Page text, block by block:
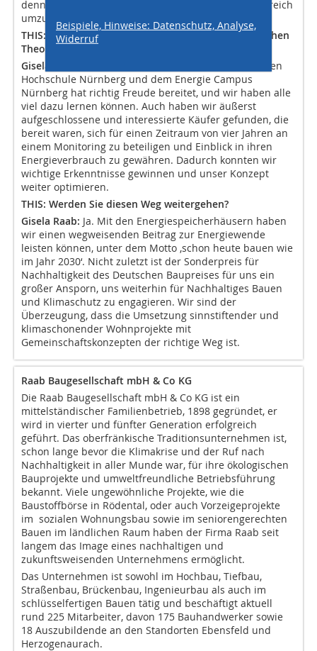
dennoch möglich ist, zukunftsweisende Ideen erfolgreich
umzusetzen.
THIS: Wie gestaltete sich die Zusammenarbeit zwischen
Theorie und Praxis?
Gisela Raab:
Die Zusammenarbeit mit der Technischen
Hochschule Nürnberg und dem Energie Campus
Nürnberg hat richtig Freude bereitet, und wir haben alle
viel dazu lernen können. Auch haben wir äußerst
aufgeschlossene und interessierte Käufer gefunden, die
bereit waren, sich für einen Zeitraum von vier Jahren an
einem Monitoring zu beteiligen und Einblick in ihren
Energieverbrauch zu gewähren. Dadurch konnten wir
wichtige Erkenntnisse gewinnen und unser Konzept
weiter optimieren.
THIS: Werden Sie diesen Weg weitergehen?
Gisela Raab: Ja. Mit den Energiespeicherhäusern haben
wir einen wegweisenden Beitrag zur Energiewende
leisten können, unter dem Motto ‚schon heute bauen wie
im Jahr 2030‘. Nicht zuletzt ist der Sonderpreis für
Nachhaltigkeit des Deutschen Baupreises für uns ein
großer Ansporn, uns weiterhin für Nachhaltiges Bauen
und Klimaschutz zu engagieren. Wir sind der
Überzeugung, dass die Umsetzung sinnstiftender und
klimaschonender Wohnprojekte mit
Gemeinschaftskonzepten der richtige Weg ist.
Raab Baugesellschaft mbH & Co KG
Die Raab Baugesellschaft mbH & Co KG ist ein
mittelständischer Familienbetrieb, 1898 gegründet, er
wird in vierter und fünfter Generation erfolgreich
geführt. Das oberfränkische Traditionsunternehmen ist,
schon lange bevor die Klimakrise und der Ruf nach
Nachhaltigkeit in aller Munde war, für ihre ökologischen
Bauprojekte und umweltfreundliche Betriebsführung
bekannt. Viele ungewöhnliche Projekte, wie die
Baustoffbörse in Rödental, oder auch Vorzeigeprojekte
im sozialen Wohnungsbau sowie im seniorengerechten
Bauen im ländlichen Raum haben der Firma Raab seit
langem das Image eines nachhaltigen und
zukunftsweisenden Unternehmens ermöglicht.
Das Unternehmen ist sowohl im Hochbau, Tiefbau,
Straßenbau, Brückenbau, Ingenieurbau als auch im
schlüsselfertigen Bauen tätig und beschäftigt aktuell
rund 225 Mitarbeiter, davon 175 Bauhandwerker sowie
18 Auszubildende an den Standorten Ebensfeld und
Herzogenaurach.
Beispiele, Hinweise: Datenschutz, Analyse,
Widerruf